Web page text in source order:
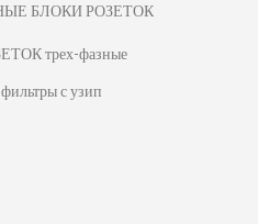
БЛОКИ РОЗЕТОК
трех-фазные
с узип